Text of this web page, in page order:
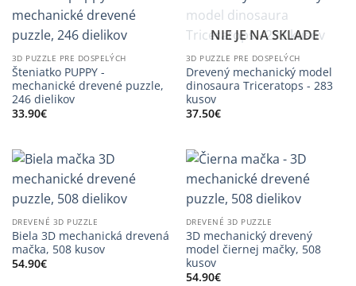
3D PUZZLE PRE DOSPELÝCH
Šteniatko PUPPY -
mechanické drevené puzzle,
246 dielikov
33.90€
NIE JE NA SKLADE
3D PUZZLE PRE DOSPELÝCH
Drevený mechanický model
dinosaura Triceratops - 283
kusov
37.50€
DREVENÉ 3D PUZZLE
Biela 3D mechanická drevená
mačka, 508 kusov
54.90€
DREVENÉ 3D PUZZLE
3D mechanický drevený
model čiernej mačky, 508
kusov
54.90€